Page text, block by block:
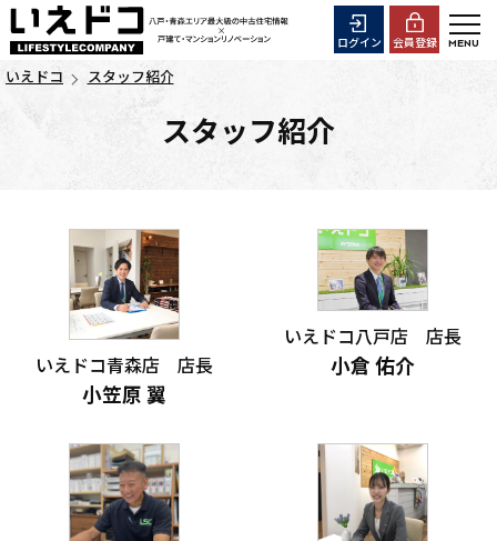
ログイン 会員登録
いえドコ スタッフ紹介
スタッフ紹介
いえドコ青森店 店長
小笠原 翼
いえドコ八戸店 店長
小倉 佑介